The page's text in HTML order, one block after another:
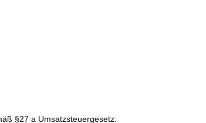
§27 a Umsatzsteuergesetz: